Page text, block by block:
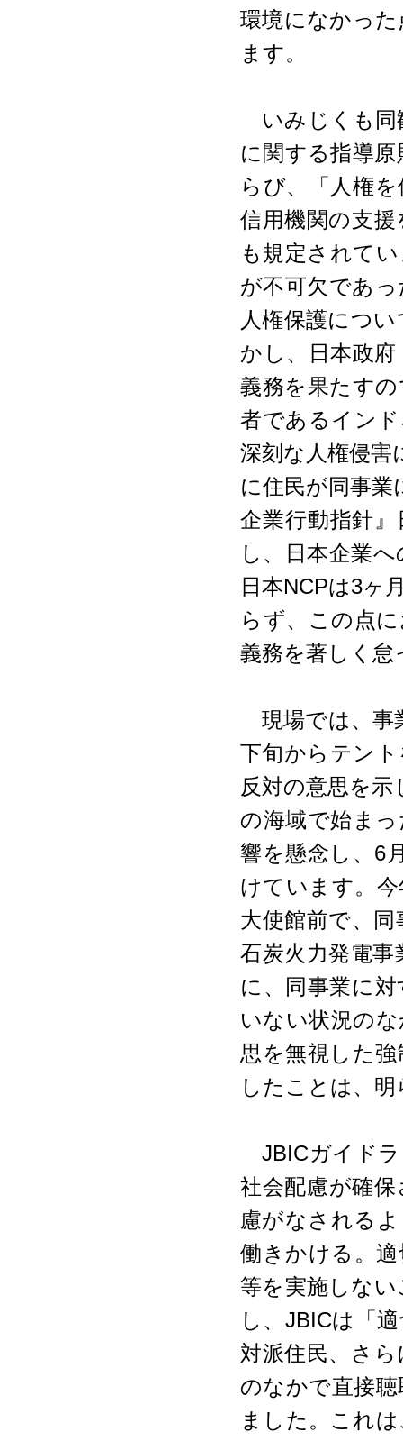
環境になかっ
ます。
いみじくも同
に関する指導
らび、「人権
信用機関の支
も規定されて
が不可欠であ
人権保護につ
かし、日本政
義務を果たす
者であるイン
深刻な人権侵害
に住民が同事業
企業行動指針
し、日本企業
日本NCPは3ヶ
らず、この点
義務を著しく怠
現場では、事
下旬からテン
反対の意思を
の海域で始ま
響を懸念し、6
けています。
大使館前で、
石炭火力発電
に、同事業に
いない状況の
思を無視した
したことは、
JBICガイドラ
社会配慮が確
慮がなされる
働きかける。
等を実施しな
し、JBICは「
対派住民、さ
のなかで直接
ました。これ